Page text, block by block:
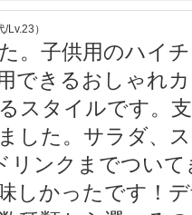
Lv.23）
。子供用のハイ
できるおしゃれ
スタイルです。
した。サラダ、
リンクまでつい
しかったです！